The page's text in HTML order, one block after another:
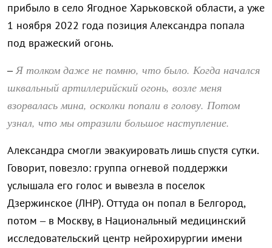
прибыло в село Ягодное Харьковской области, а уже
1 ноября 2022 года позиция Александра попала
под вражеский огонь.
–Я толком даже не помню, что было. Когда начался
шквальный артиллерийский огонь, возле меня
взорвалась мина, осколки попали в голову. Потом
узнал, что мы отразили большое наступление.
Александра смогли эвакуировать лишь спустя сутки.
Говорит, повезло: группа огневой поддержки
услышала его голос и вывезла в поселок
Дзержинское (ЛНР). Оттуда он попал в Белгород,
потом – в Москву, в Национальный медицинский
исследовательский центр нейрохирургии имени